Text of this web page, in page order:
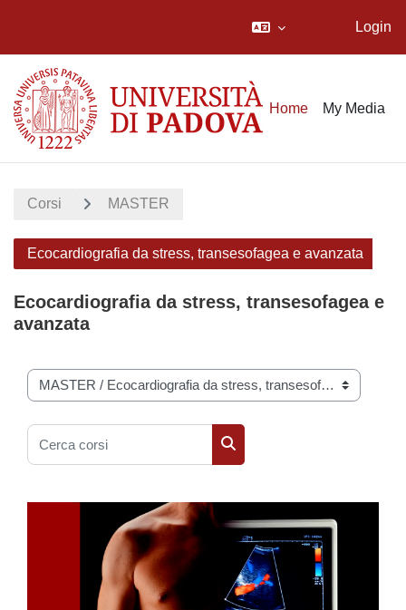
Login
Home My Media
Corsi MASTER
Ecocardiografia da stress, transesofagea e avanzata
Ecocardiografia da stress, transesofagea e
avanzata
Categorie di corso
Cerca corsi
Cerca corsi